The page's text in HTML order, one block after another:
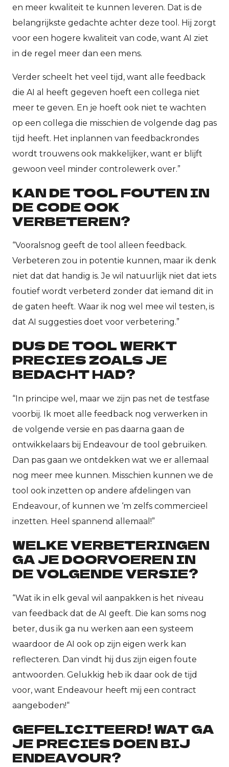
en meer kwaliteit te kunnen leveren. Dat is de
belangrijkste gedachte achter deze tool. Hij zorgt
voor een hogere kwaliteit van code, want AI ziet
in de regel meer dan een mens.
Verder scheelt het veel tijd, want alle feedback
die AI al heeft gegeven hoeft een collega niet
meer te geven. En je hoeft ook niet te wachten
op een collega die misschien de volgende dag pas
tijd heeft. Het inplannen van feedbackrondes
wordt trouwens ook makkelijker, want er blijft
gewoon veel minder controlewerk over.”
KAN DE TOOL FOUTEN IN
DE CODE OOK
VERBETEREN?
“Vooralsnog geeft de tool alleen feedback.
Verbeteren zou in potentie kunnen, maar ik denk
niet dat dat handig is. Je wil natuurlijk niet dat iets
foutief wordt verbeterd zonder dat iemand dit in
de gaten heeft. Waar ik nog wel mee wil testen, is
dat AI suggesties doet voor verbetering.”
DUS DE TOOL WERKT
PRECIES ZOALS JE
BEDACHT HAD?
“In principe wel, maar we zijn pas net de testfase
voorbij. Ik moet alle feedback nog verwerken in
de volgende versie en pas daarna gaan de
ontwikkelaars bij Endeavour de tool gebruiken.
Dan pas gaan we ontdekken wat we er allemaal
nog meer mee kunnen. Misschien kunnen we de
tool ook inzetten op andere afdelingen van
Endeavour, of kunnen we ‘m zelfs commercieel
inzetten. Heel spannend allemaal!”
WELKE VERBETERINGEN
GA JE DOORVOEREN IN
DE VOLGENDE VERSIE?
“Wat ik in elk geval wil aanpakken is het niveau
van feedback dat de AI geeft. Die kan soms nog
beter, dus ik ga nu werken aan een systeem
waardoor de AI ook op zijn eigen werk kan
reflecteren. Dan vindt hij dus zijn eigen foute
antwoorden. Gelukkig heb ik daar ook de tijd
voor, want Endeavour heeft mij een contract
aangeboden!“
GEFELICITEERD! WAT GA
JE PRECIES DOEN BIJ
ENDEAVOUR?